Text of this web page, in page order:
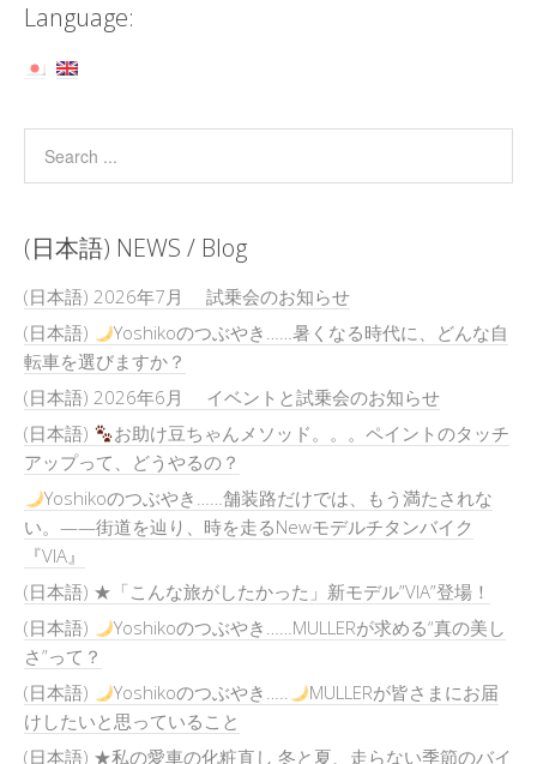
Language:
(日本語) NEWS / Blog
(日本語) 2026年7月 試乗会のお知らせ
(日本語)
Yoshikoのつぶやき……暑くなる時代に、どんな自
転車を選びますか？
(日本語) 2026年6月 イベントと試乗会のお知らせ
(日本語)
お助け豆ちゃんメソッド。。。ペイントのタッチ
アップって、どうやるの？
Yoshikoのつぶやき……舗装路だけでは、もう満たされな
い。——街道を辿り、時を走るNewモデルチタンバイク
『VIA』
(日本語) ★「こんな旅がしたかった」新モデル”VIA”登場！
(日本語)
Yoshikoのつぶやき……MULLERが求める“真の美し
さ”って？
(日本語)
Yoshikoのつぶやき…..
MULLERが皆さまにお届
けしたいと思っていること
(日本語) ★私の愛車の化粧直し 冬と夏、走らない季節のバイ